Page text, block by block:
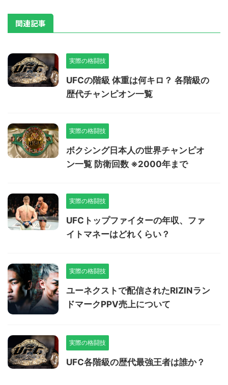
関連記事
実際の格闘技
UFCの階級 体重は何キロ？ 各階級の
歴代チャンピオン一覧
実際の格闘技
ボクシング日本人の世界チャンピオ
ン一覧 防衛回数 ※2000年まで
実際の格闘技
UFCトップファイターの年収、ファ
イトマネーはどれくらい？
実際の格闘技
ユーネクストで配信されたRIZINラン
ドマークPPV売上について
実際の格闘技
UFC各階級の歴代最強王者は誰か？